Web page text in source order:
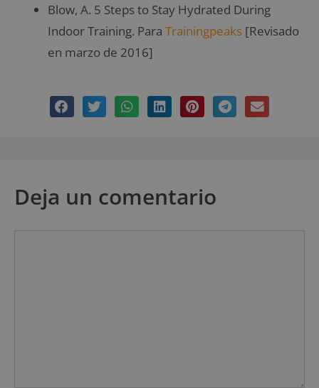
Blow, A. 5 Steps to Stay Hydrated During
Indoor Training. Para Trainingpeaks [Revisado
en marzo de 2016]
Deja un comentario